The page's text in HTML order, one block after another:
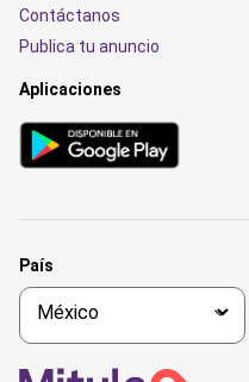
Contáctanos
Publica tu anuncio
Aplicaciones
País